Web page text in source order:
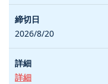
2026/8/20
詳細